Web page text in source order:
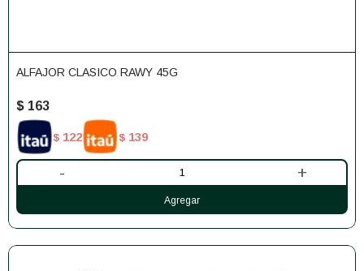
ALFAJOR CLASICO RAWY 45G
$ 163
$ 122 $ 139
- +